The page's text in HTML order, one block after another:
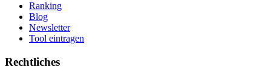
Ranking
Blog
Newsletter
Tool eintragen
Rechtliches